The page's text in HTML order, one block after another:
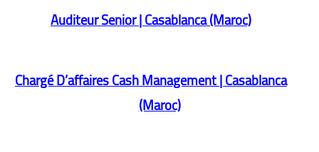
Auditeur Senior | Casablanca (Maroc)
Chargé D’affaires Cash Management | Casablanca
(Maroc)